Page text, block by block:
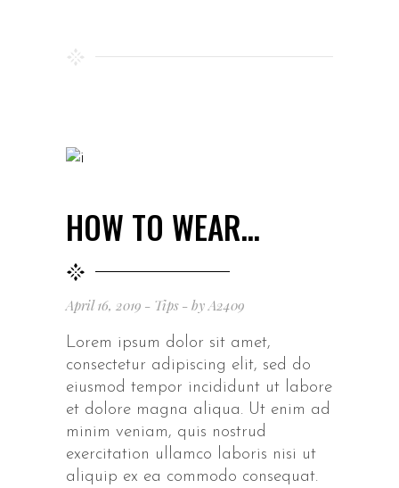
HOW TO WEAR…
April 16, 2019 Tips by A2409
Lorem ipsum dolor sit amet,
consectetur adipiscing elit, sed do
eiusmod tempor incididunt ut labore
et dolore magna aliqua. Ut enim ad
minim veniam, quis nostrud
exercitation ullamco laboris nisi ut
aliquip ex ea commodo consequat.